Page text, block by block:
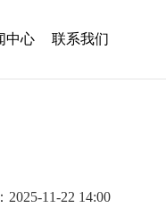
中心 联系我们
2025-11-22 14:00